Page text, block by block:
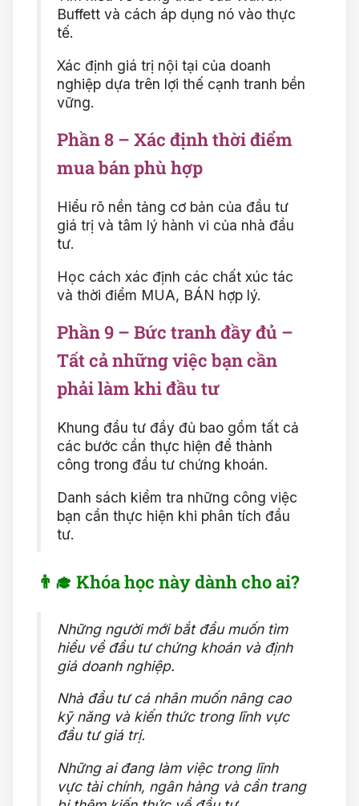
Buffett và cách áp dụng nó vào thực
tế.
Xác định giá trị nội tại của doanh
nghiệp dựa trên lợi thế cạnh tranh bền
vững.
Phần 8 – Xác định thời điểm
mua bán phù hợp
Hiểu rõ nền tảng cơ bản của đầu tư
giá trị và tâm lý hành vi của nhà đầu
tư.
Học cách xác định các chất xúc tác
và thời điểm MUA, BÁN hợp lý.
Phần 9 – Bức tranh đầy đủ –
Tất cả những việc bạn cần
phải làm khi đầu tư
Khung đầu tư đầy đủ bao gồm tất cả
các bước cần thực hiện để thành
công trong đầu tư chứng khoán.
Danh sách kiểm tra những công việc
bạn cần thực hiện khi phân tích đầu
tư.
👨‍🎓 Khóa học này dành cho ai?
Những người mới bắt đầu muốn tìm
hiểu về đầu tư chứng khoán và định
giá doanh nghiệp.
Nhà đầu tư cá nhân muốn nâng cao
kỹ năng và kiến thức trong lĩnh vực
đầu tư giá trị.
Những ai đang làm việc trong lĩnh
vực tài chính, ngân hàng và cần trang